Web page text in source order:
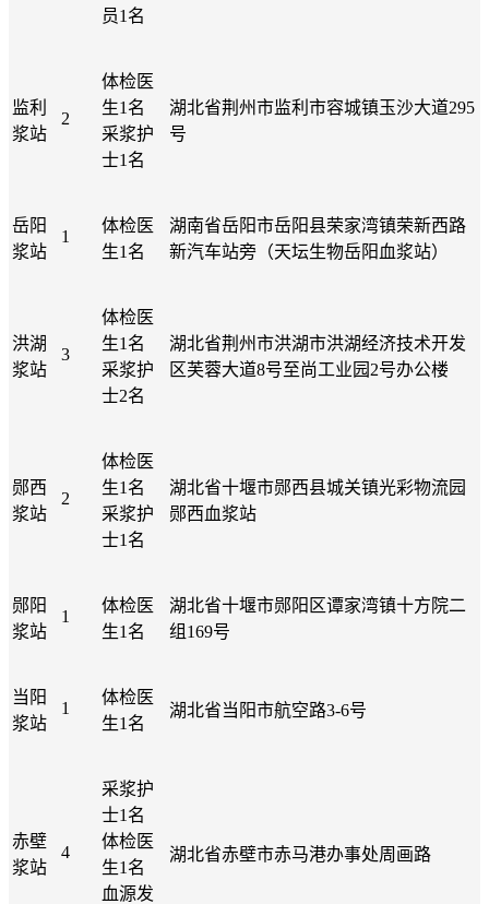
员1名
监利
浆站
2
体检医
生1名
采浆护
士1名
湖北省荆州市监利市容城镇玉沙大道295
号
岳阳
浆站
1
体检医
生1名
湖南省岳阳市岳阳县荣家湾镇荣新西路
新汽车站旁（天坛生物岳阳血浆站）
洪湖
浆站
3
体检医
生1名
采浆护
士2名
湖北省荆州市洪湖市洪湖经济技术开发
区芙蓉大道8号至尚工业园2号办公楼
郧西
浆站
2
体检医
生1名
采浆护
士1名
湖北省十堰市郧西县城关镇光彩物流园
郧西血浆站
郧阳
浆站
1
体检医
生1名
湖北省十堰市郧阳区谭家湾镇十方院二
组169号
当阳
浆站
1
体检医
生1名
湖北省当阳市航空路3-6号
赤壁
浆站
4
采浆护
士1名
体检医
生1名
血源发
湖北省赤壁市赤马港办事处周画路